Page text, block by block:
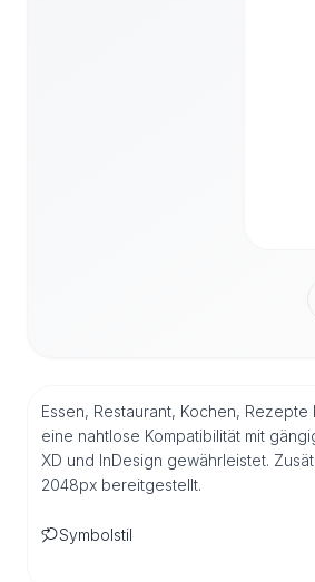
Essen, Restaurant, Kochen,
eine nahtlose Kompatibilität mit
XD und InDesign gewährleistet.
2048px bereitgestellt.
Symbolstil